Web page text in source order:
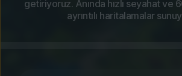
getiriyoruz. Anında hızlı seyahat ve
ayrıntılı haritalamalar